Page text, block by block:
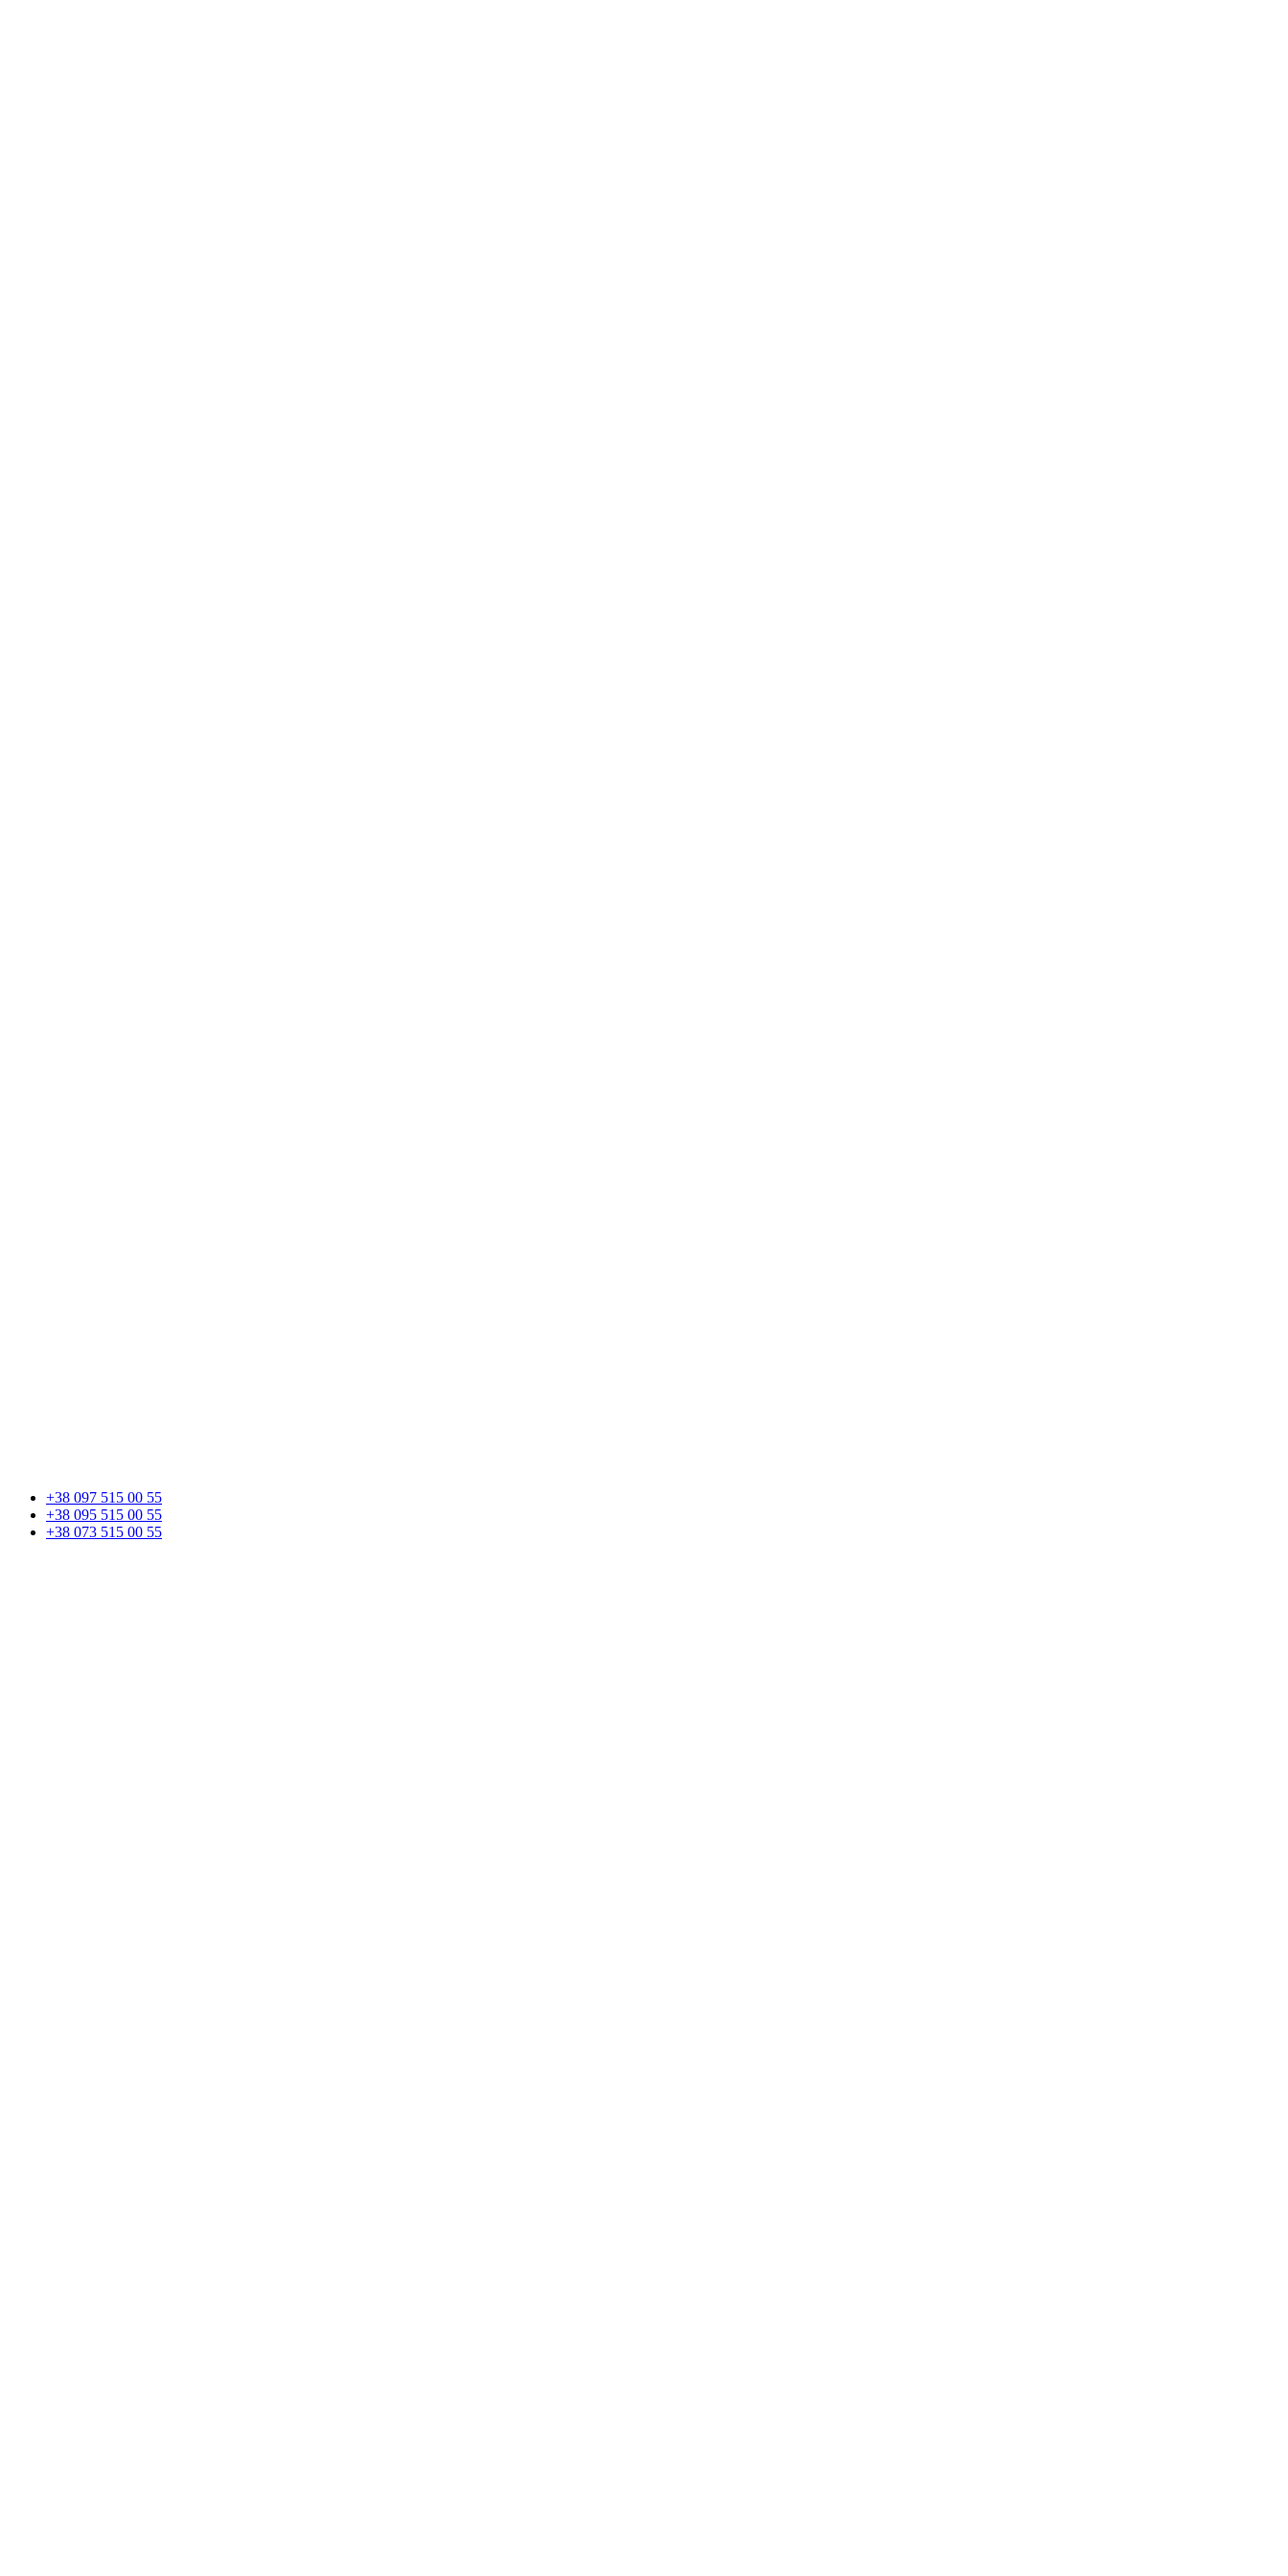
+38 097 515 00 55
+38 095 515 00 55
+38 073 515 00 55